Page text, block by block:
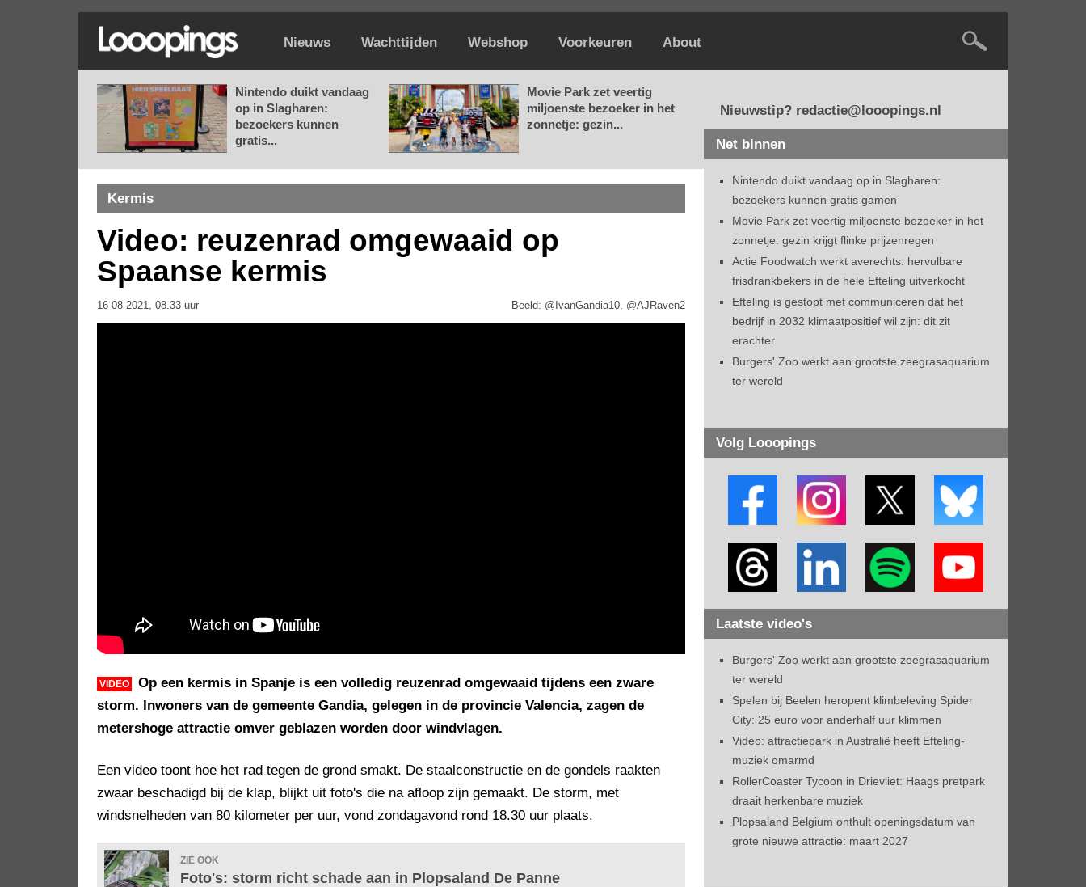
Nieuws Wachttijden Webshop Voorkeuren About
Nintendo duikt vandaag
op in Slagharen:
bezoekers kunnen
gratis...
Movie Park zet veertig
miljoenste bezoeker in het
zonnetje: gezin...
Kermis
Video: reuzenrad omgewaaid op
Spaanse kermis
16-08-2021, 08.33 uur Beeld: @IvanGandia10, @AJRaven2
VIDEO
Op een kermis in Spanje is een volledig reuzenrad omgewaaid tijdens een zware
storm. Inwoners van de gemeente Gandia, gelegen in de provincie Valencia, zagen de
metershoge attractie omver geblazen worden door windvlagen.
Een video toont hoe het rad tegen de grond smakt. De staalconstructie en de gondels raakten
zwaar beschadigd bij de klap, blijkt uit foto's die na afloop zijn gemaakt. De storm, met
windsnelheden van 80 kilometer per uur, vond zondagavond rond 18.30 uur plaats.
ZIE OOK
Foto's: storm richt schade aan in Plopsaland De Panne
Nieuwstip? redactie@looopings.nl
Net binnen
Nintendo duikt vandaag op in Slagharen:
bezoekers kunnen gratis gamen
Movie Park zet veertig miljoenste bezoeker in het
zonnetje: gezin krijgt flinke prijzenregen
Actie Foodwatch werkt averechts: hervulbare
frisdrankbekers in de hele Efteling uitverkocht
Efteling is gestopt met communiceren dat het
bedrijf in 2032 klimaatpositief wil zijn: dit zit
erachter
Burgers' Zoo werkt aan grootste zeegrasaquarium
ter wereld
Volg Looopings
Laatste video's
Burgers' Zoo werkt aan grootste zeegrasaquarium
ter wereld
Spelen bij Beelen heropent klimbeleving Spider
City: 25 euro voor anderhalf uur klimmen
Video: attractiepark in Australië heeft Efteling-
muziek omarmd
RollerCoaster Tycoon in Drievliet: Haags pretpark
draait herkenbare muziek
Plopsaland Belgium onthult openingsdatum van
grote nieuwe attractie: maart 2027